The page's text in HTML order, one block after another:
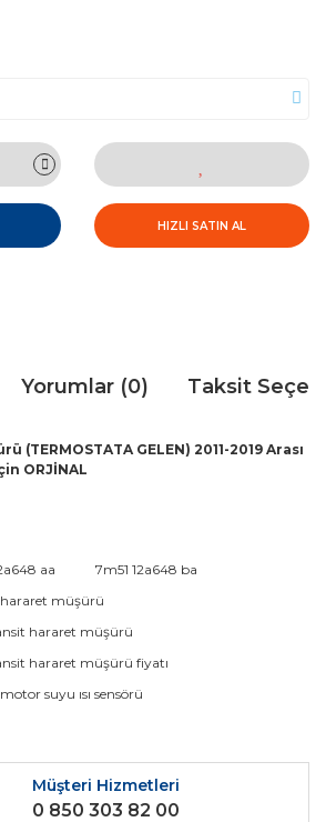
HIZLI SATIN AL
Yorumlar (0) Taksit
(TERMOSTATA GELEN) 2011-2019 Arası
ORJİNAL
ilk yorumu siz yapın!
Yorum Yaz
resim, ürün açıklamalarında ve diğer
iletebilirsiniz.
için teşekkür ederiz.
daha pahalı.
alternatifler olmalı.
aa
7m51 12a648 ba
müşürü
hararet müşürü
hararet müşürü fiyatı
suyu ısı sensörü
Müşteri Hizmetleri
0 850 303 82 00